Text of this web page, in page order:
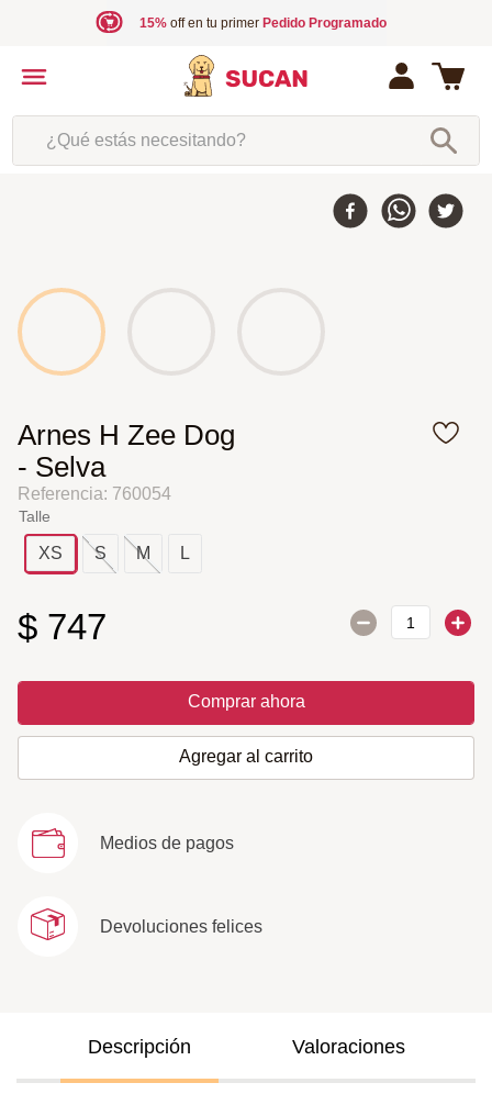
15%off en tu primer Pedido Programado
¿Qué estás necesitando?
Arnes H Zee Dog
- Selva
Referencia: 760054
Talle
XS S M L
$ 747
Comprar ahora
Agregar al carrito
Medios de pagos
Devoluciones felices
Descripción Valoraciones